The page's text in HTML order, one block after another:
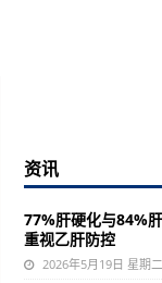
资讯
77%肝硬化与84%
重视乙肝防控
2026年5月19日 星期